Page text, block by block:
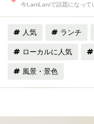
今LaniLaniで話題になって
人気 ランチ
ローカルに人気
風景・景色